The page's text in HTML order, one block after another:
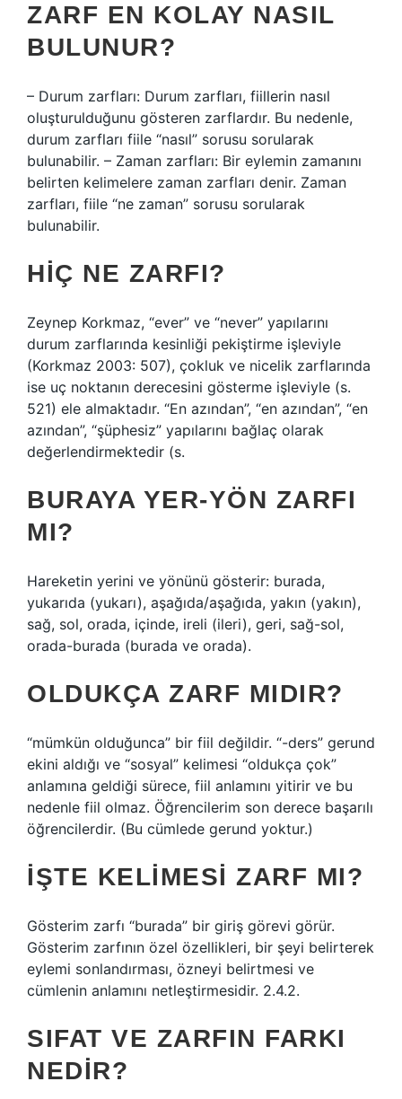
ZARF EN KOLAY NASIL
BULUNUR?
– Durum zarfları: Durum zarfları, fiillerin nasıl
oluşturulduğunu gösteren zarflardır. Bu nedenle,
durum zarfları fiile “nasıl” sorusu sorularak
bulunabilir. – Zaman zarfları: Bir eylemin zamanını
belirten kelimelere zaman zarfları denir. Zaman
zarfları, fiile “ne zaman” sorusu sorularak
bulunabilir.
HIÇ NE ZARFI?
Zeynep Korkmaz, “ever” ve “never” yapılarını
durum zarflarında kesinliği pekiştirme işleviyle
(Korkmaz 2003: 507), çokluk ve nicelik zarflarında
ise uç noktanın derecesini gösterme işleviyle (s.
521) ele almaktadır. “En azından”, “en azından”, “en
azından”, “şüphesiz” yapılarını bağlaç olarak
değerlendirmektedir (s.
BURAYA YER-YÖN ZARFI
MI?
Hareketin yerini ve yönünü gösterir: burada,
yukarıda (yukarı), aşağıda/aşağıda, yakın (yakın),
sağ, sol, orada, içinde, ireli (ileri), geri, sağ-sol,
orada-burada (burada ve orada).
OLDUKÇA ZARF MIDIR?
“mümkün olduğunca” bir fiil değildir. “-ders” gerund
ekini aldığı ve “sosyal” kelimesi “oldukça çok”
anlamına geldiği sürece, fiil anlamını yitirir ve bu
nedenle fiil olmaz. Öğrencilerim son derece başarılı
öğrencilerdir. (Bu cümlede gerund yoktur.)
İŞTE KELIMESI ZARF MI?
Gösterim zarfı “burada” bir giriş görevi görür.
Gösterim zarfının özel özellikleri, bir şeyi belirterek
eylemi sonlandırması, özneyi belirtmesi ve
cümlenin anlamını netleştirmesidir. 2.4.2.
SIFAT VE ZARFIN FARKI
NEDIR?